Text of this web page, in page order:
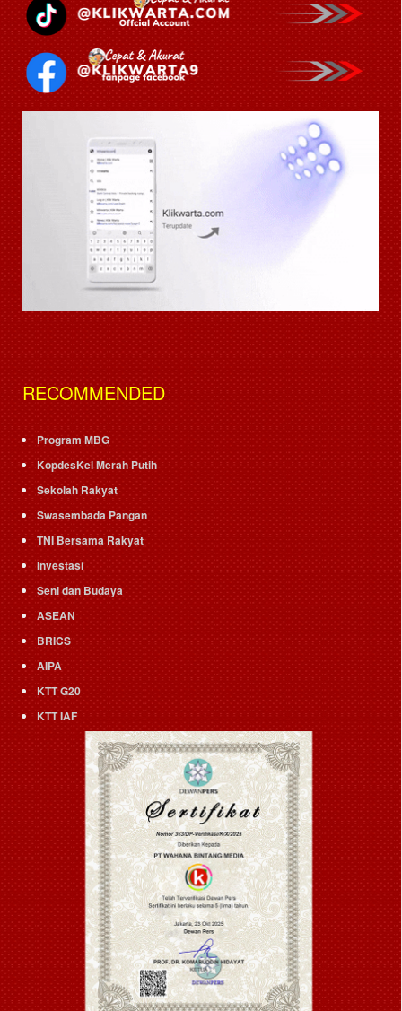
RECOMMENDED
Program MBG
KopdesKel Merah Putih
Sekolah Rakyat
Swasembada Pangan
TNI Bersama Rakyat
Investasi
Seni dan Budaya
ASEAN
BRICS
AIPA
KTT G20
KTT IAF